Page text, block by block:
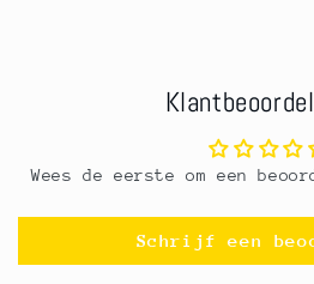
Wees de eerste om een
Schrijf een